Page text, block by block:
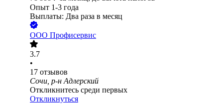
Опыт 1-3 года
Выплаты: Два раза в месяц
ООО Профисервис
3.7
•
17 отзывов
Сочи, р-н Адлерский
Откликнитесь среди первых
Откликнуться